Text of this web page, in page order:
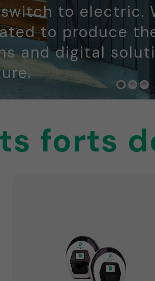
to electric.
to produce
and digital
forts